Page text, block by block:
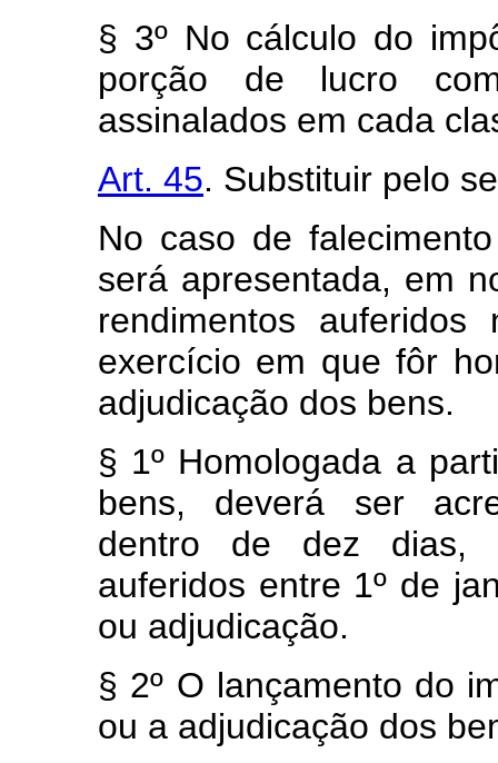
§ 3º No cálculo do
porção de lucro
assinalados em cada
Art. 45. Substituir pelo
No caso de
será apresentada, em
rendimentos
exercício em que fôr
adjudicação dos bens.
§ 1º Homologada a
bens, deverá ser
dentro de dez dias,
auferidos entre 1º de
ou adjudicação.
§ 2º O lançamento do
ou a adjudicação dos